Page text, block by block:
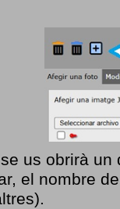
us obrirà
el nombre